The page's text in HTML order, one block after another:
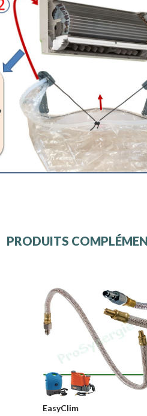
PRODUITS
EasyClim